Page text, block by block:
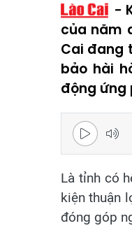
của năm
Cai đang
bảo hài
động ứng
Là tỉnh có
kiện thuận
đóng góp